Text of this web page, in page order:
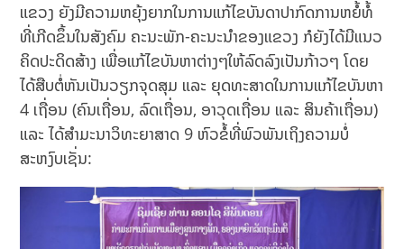
ແຂວງ ຍັງມີຄວາມຫຍຸ້ງຍາກໃນການແກ້ໄຂບັນດາປາກົດການຫຍໍ້ທໍ້
ທີ່ເກີດຂຶ້ນໃນສັງຄົມ ຄະນະພັກ-ຄະນະນໍາຂອງແຂວງ ກໍຍັງໄດ້ມີແນວ
ຄິດປະດິດສ້າງ ເພື່ອແກ້ໄຂບັນຫາຕ່າງໆໃຫ້ລົດລົງເປັນກ້າວໆ ໂດຍ
ໄດ້ສືບຕໍ່ຫັນເປັນວຽກຈຸດສຸມ ແລະ ຍຸດທະສາດໃນການແກ້ໄຂບັນຫາ
4 ເຖື່ອນ (ຄົນເຖື່ອນ, ລົດເຖື່ອນ, ອາວຸດເຖື່ອນ ແລະ ສິນຄ້າເຖື່ອນ)
ແລະ ໄດ້ສຳມະນາວິທະຍາສາດ 9 ຫົວຂໍ້ທີ່ພົວພັນເຖິງຄວາມບໍ່
ສະຫງົບເຊັ່ນ: